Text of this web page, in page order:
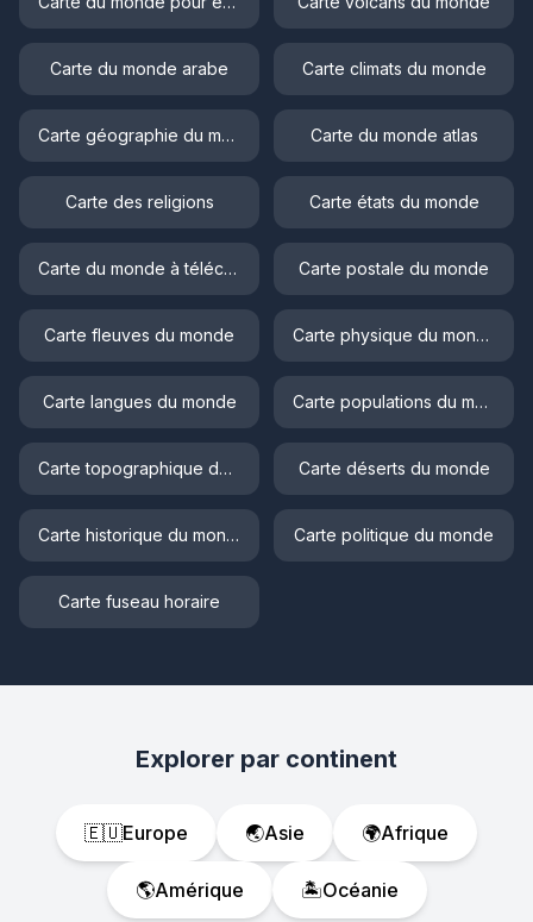
Carte du monde arabe Carte climats du monde
Carte géographie du monde Carte du monde atlas
Carte des religions Carte états du monde
Carte du monde à télécharger Carte postale du monde
Carte fleuves du monde Carte physique du monde
Carte langues du monde Carte populations du monde
Carte topographique du monde Carte déserts du monde
Carte historique du monde Carte politique du monde
Carte fuseau horaire
Explorer par continent
🇪🇺Europe 🌏Asie 🌍Afrique
🌎Amérique 🏝️Océanie